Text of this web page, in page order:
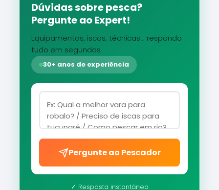
Dúvidas sobre pesca?
Pergunte ao Expert!
Equipamentos, iscas, técnicas... respondo
tudo em segundos
30+ anos de experiência
Pergunte ao Pescador
✓ Resposta instantânea